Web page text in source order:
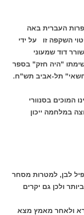
העברית באה
השקפה זו על ידי
דוד שמעוני
"היה חזק" בספר
תל-אביב תש"ח.
המוכים בסנוורי
במלחמה ייכון
לבן, למטרות מסחר
ולכן גם יקרים
ולאחר מאמץ מצא